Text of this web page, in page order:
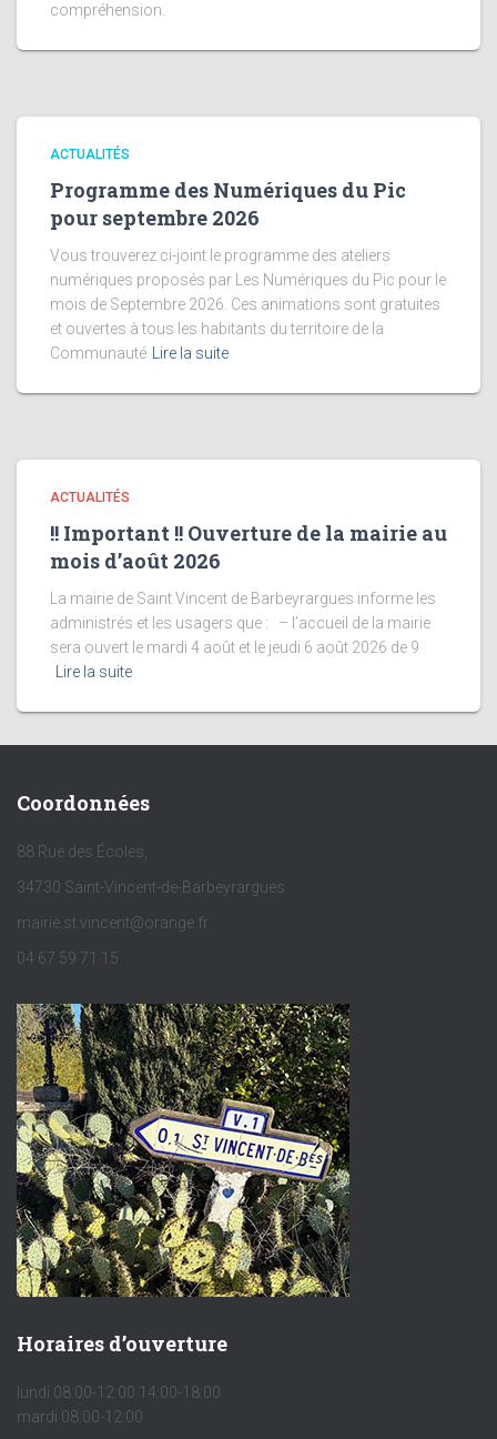
compréhension.
ACTUALITÉS
Programme des Numériques du Pic
pour septembre 2026
Vous trouverez ci-joint le programme des ateliers
numériques proposés par Les Numériques du Pic pour le
mois de Septembre 2026. Ces animations sont gratuites
et ouvertes à tous les habitants du territoire de la
Communauté
Lire la suite
ACTUALITÉS
!! Important !! Ouverture de la mairie au
mois d’août 2026
La mairie de Saint Vincent de Barbeyrargues informe les
administrés et les usagers que : – l’accueil de la mairie
sera ouvert le mardi 4 août et le jeudi 6 août 2026 de 9
Lire la suite
Coordonnées
88 Rue des Écoles,
34730 Saint-Vincent-de-Barbeyrargues
mairie.st.vincent@orange.fr
04 67 59 71 15
Horaires d’ouverture
lundi 08:00-12:00 14:00-18:00
mardi 08:00-12:00